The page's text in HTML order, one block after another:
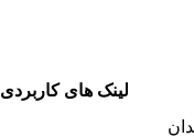
لینک های کاربردی